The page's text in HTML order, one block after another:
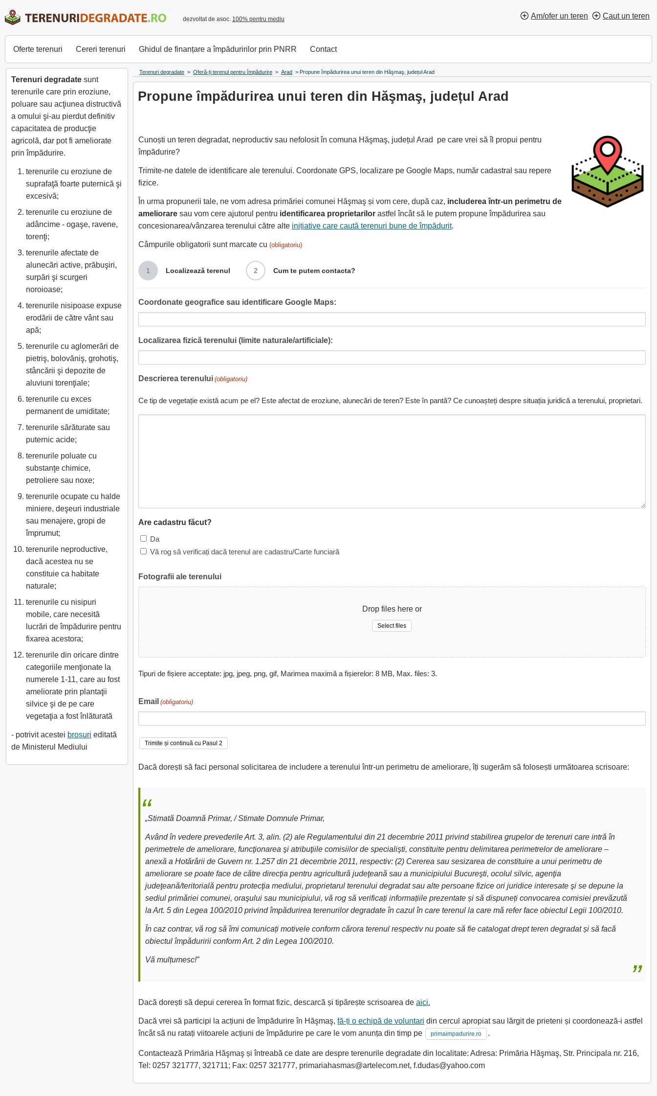
dezvoltat de asoc. 100% pentru mediu Am/ofer un teren Caut un teren
Oferte terenuri Cereri terenuri Ghidul de finanțare a împăduririlor prin PNRR Contact
Terenuri degradate > Oferă-ți terenul pentru împădurire > Arad > Propune împădurirea unui teren din Hăşmaş, județul Arad
Propune împădurirea unui teren din Hăşmaş, județul Arad
Cunoști un teren degradat, neproductiv sau nefolosit în comuna Hăşmaş, județul Arad pe care vrei să îl propui pentru
împădurire?
Trimite-ne datele de identificare ale terenului. Coordonate GPS, localizare pe Google Maps, număr cadastral sau repere
fizice.
În urma propunerii tale, ne vom adresa primăriei comunei Hăşmaş și vom cere, după caz, includerea într-un perimetru de
ameliorare sau vom cere ajutorul pentru identificarea proprietarilor astfel încât să le putem propune împădurirea sau
concesionarea/vânzarea terenului către alte inițiative care caută terenuri bune de împădurit.
Câmpurile obligatorii sunt marcate cu (obligatoriu)
1 Localizează terenul 2 Cum te putem contacta?
Coordonate geografice sau identificare Google Maps:
Localizarea fizică terenului (limite naturale/artificiale):
Descrierea terenului (obligatoriu)
Ce tip de vegetație există acum pe el? Este afectat de eroziune, alunecări de teren? Este în pantă? Ce cunoașteți despre situația juridică a terenului, proprietari.
Are cadastru făcut?
Da
Vă rog să verificați dacă terenul are cadastru/Carte funciară
Fotografii ale terenului
Drop files here or
Select files
Tipuri de fișiere acceptate: jpg, jpeg, png, gif, Marimea maximă a fișierelor: 8 MB, Max. files: 3.
Email (obligatoriu)
Dacă dorești să faci personal solicitarea de includere a terenului într-un perimetru de ameliorare, îți sugerăm să folosești următoarea scrisoare:
„Stimată Doamnă Primar, / Stimate Domnule Primar,
Având în vedere prevederile Art. 3, alin. (2) ale Regulamentului din 21 decembrie 2011 privind stabilirea grupelor de terenuri care intră în
perimetrele de ameliorare, funcţionarea şi atribuţiile comisiilor de specialişti, constituite pentru delimitarea perimetrelor de ameliorare –
anexă a Hotărârii de Guvern nr. 1.257 din 21 decembrie 2011, respectiv: (2) Cererea sau sesizarea de constituire a unui perimetru de
ameliorare se poate face de către direcţia pentru agricultură judeţeană sau a municipiului Bucureşti, ocolul silvic, agenţia
judeţeană/teritorială pentru protecţia mediului, proprietarul terenului degradat sau alte persoane fizice ori juridice interesate şi se depune la
sediul primăriei comunei, oraşului sau municipiului, vă rog să verificați informațiile prezentate și să dispuneți convocarea comisiei prevăzută
la Art. 5 din Legea 100/2010 privind împădurirea terenurilor degradate în cazul în care terenul la care mă refer face obiectul Legii 100/2010.
În caz contrar, vă rog să îmi comunicați motivele conform cărora terenul respectiv nu poate să fie catalogat drept teren degradat și să facă
obiectul împăduririi conform Art. 2 din Legea 100/2010.
Vă mulțumesc!”
Dacă dorești să depui cererea în format fizic, descarcă și tipărește scrisoarea de aici.
Dacă vrei să participi la acțiuni de împădurire în Hăşmaş, fă-ți o echipă de voluntari din cercul apropiat sau lărgit de prieteni și coordonează-i astfel
încât să nu ratați viitoarele acțiuni de împădurire pe care le vom anunța din timp pe
primaimpadurire.ro .
Contactează Primăria Hăşmaş și întreabă ce date are despre terenurile degradate din localitate: Adresa: Primăria Hăşmaş, Str. Principala nr. 216,
Tel: 0257 321777, 321711; Fax: 0257 321777, primariahasmas@artelecom.net, f.dudas@yahoo.com
Terenuri degradate sunt
terenurile care prin eroziune,
poluare sau acţiunea distructivă
a omului şi-au pierdut definitiv
capacitatea de producţie
agricolă, dar pot fi ameliorate
prin împădurire.
terenurile cu eroziune de
suprafaţă foarte puternică şi
excesivă;
terenurile cu eroziune de
adâncime - ogaşe, ravene,
torenţi;
terenurile afectate de
alunecări active, prăbuşiri,
surpări şi scurgeri
noroioase;
terenurile nisipoase expuse
erodării de către vânt sau
apă;
terenurile cu aglomerări de
pietriş, bolovăniş, grohotiş,
stâncării şi depozite de
aluviuni torenţiale;
terenurile cu exces
permanent de umiditate;
terenurile sărăturate sau
puternic acide;
terenurile poluate cu
substanţe chimice,
petroliere sau noxe;
terenurile ocupate cu halde
miniere, deşeuri industriale
sau menajere, gropi de
împrumut;
terenurile neproductive,
dacă acestea nu se
constituie ca habitate
naturale;
terenurile cu nisipuri
mobile, care necesită
lucrări de împădurire pentru
fixarea acestora;
terenurile din oricare dintre
categoriile menţionate la
numerele 1-11, care au fost
ameliorate prin plantaţii
silvice şi de pe care
vegetaţia a fost înlăturată
- potrivit acestei broșuri editată
de Ministerul Mediului